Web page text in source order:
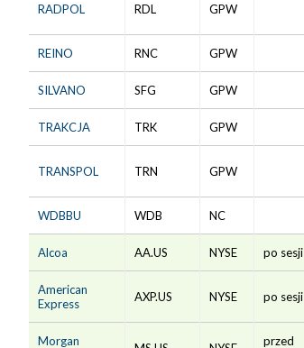
RADPOL RDL GPW
REINO RNC GPW
SILVANO SFG GPW
TRAKCJA TRK GPW
TRANSPOL TRN GPW
WDBBU WDB NC
Alcoa AA.US NYSE po sesji
American
Express
AXP.US NYSE po sesji
Morgan
przed